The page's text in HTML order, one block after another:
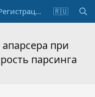
Регистрация 🇷🇺
при
парсинга